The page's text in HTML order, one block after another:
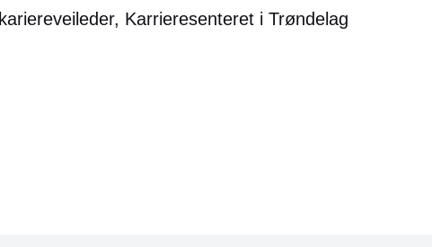
kariereveileder, Karrieresenteret i Trøndelag